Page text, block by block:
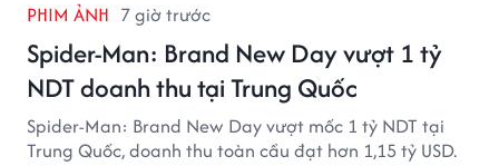
PHIM ẢNH 7 giờ trước
Spider-Man: Brand New Day vượt 1 tỷ
NDT doanh thu tại Trung Quốc
Spider-Man: Brand New Day vượt mốc 1 tỷ NDT tại
Trung Quốc, doanh thu toàn cầu đạt hơn 1,15 tỷ USD.